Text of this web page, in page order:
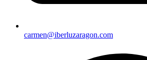
carmen@iberluzaragon.com